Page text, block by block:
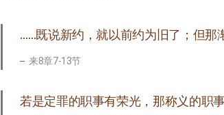
……既说新约，就以前约为旧了；但那
来8章7-13节
若是定罪的职事有荣光，那称义的职